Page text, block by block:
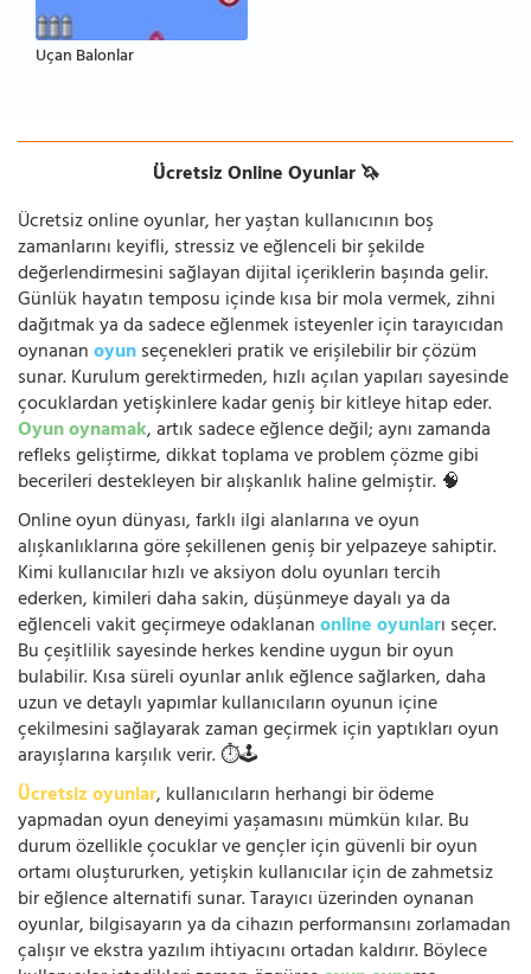
Uçan Balonlar
Ücretsiz Online Oyunlar 🦄
Ücretsiz online oyunlar, her yaştan kullanıcının boş
zamanlarını keyifli, stressiz ve eğlenceli bir şekilde
değerlendirmesini sağlayan dijital içeriklerin başında gelir.
Günlük hayatın temposu içinde kısa bir mola vermek, zihni
dağıtmak ya da sadece eğlenmek isteyenler için tarayıcıdan
oynananoyunseçenekleri pratik ve erişilebilir bir çözüm
sunar. Kurulum gerektirmeden, hızlı açılan yapıları sayesinde
çocuklardan yetişkinlere kadar geniş bir kitleye hitap eder.
Oyun oynamak, artık sadece eğlence değil; aynı zamanda
refleks geliştirme, dikkat toplama ve problem çözme gibi
becerileri destekleyen bir alışkanlık haline gelmiştir. 🧠
Online oyun dünyası, farklı ilgi alanlarına ve oyun
alışkanlıklarına göre şekillenen geniş bir yelpazeye sahiptir.
Kimi kullanıcılar hızlı ve aksiyon dolu oyunları tercih
ederken, kimileri daha sakin, düşünmeye dayalı ya da
eğlenceli vakit geçirmeye odaklananonline oyunları seçer.
Bu çeşitlilik sayesinde herkes kendine uygun bir oyun
bulabilir. Kısa süreli oyunlar anlık eğlence sağlarken, daha
uzun ve detaylı yapımlar kullanıcıların oyunun içine
çekilmesini sağlayarak zaman geçirmek için yaptıkları oyun
arayışlarına karşılık verir. ⏱️🕹️
Ücretsiz oyunlar, kullanıcıların herhangi bir ödeme
yapmadan oyun deneyimi yaşamasını mümkün kılar. Bu
durum özellikle çocuklar ve gençler için güvenli bir oyun
ortamı oluştururken, yetişkin kullanıcılar için de zahmetsiz
bir eğlence alternatifi sunar. Tarayıcı üzerinden oynanan
oyunlar, bilgisayarın ya da cihazın performansını zorlamadan
çalışır ve ekstra yazılım ihtiyacını ortadan kaldırır. Böylece